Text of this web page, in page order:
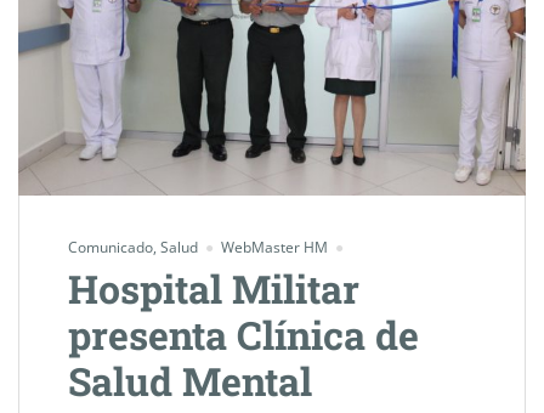
Comunicado, Salud WebMaster HM
Hospital Militar
presenta Clínica de
Salud Mental